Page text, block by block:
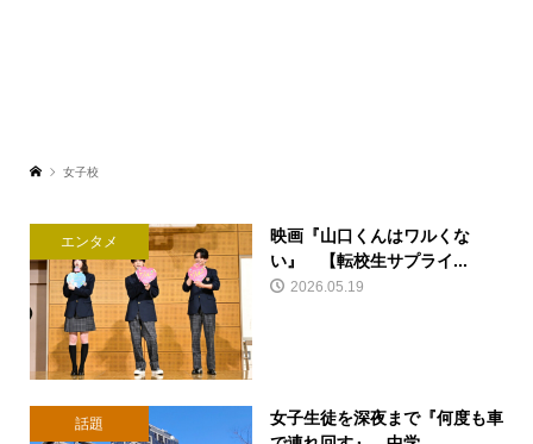
女子校
エンタメ
映画『山口くんはワルくな
い』 【転校生サプライ...
2026.05.19
話題
女子生徒を深夜まで『何度も車